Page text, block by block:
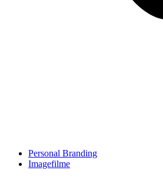
Personal Branding
Imagefilme